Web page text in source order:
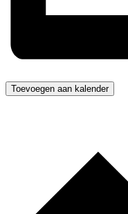
Toevoegen aan kalender